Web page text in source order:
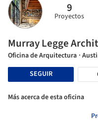
9
Proyectos
Murray Legge
Oficina de Arquitectura ·
SEGUIR
Más acerca de esta oficina